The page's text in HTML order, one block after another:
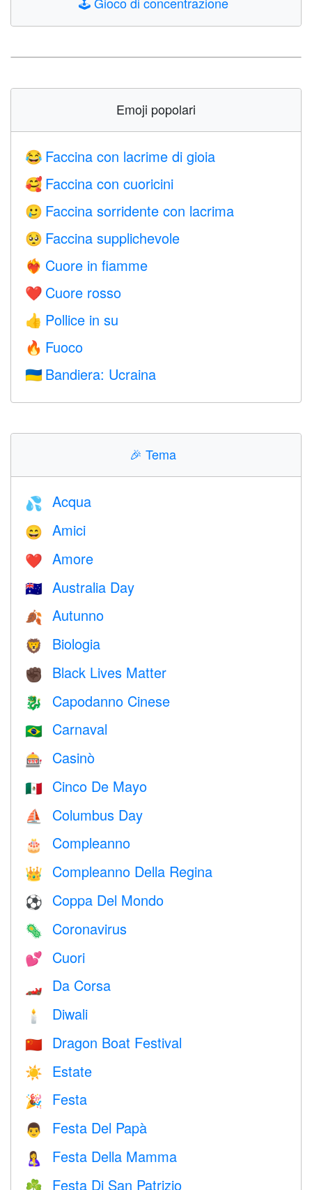
Emoji popolari
😂 Faccina con lacrime di gioia
🥰 Faccina con cuoricini
🥲 Faccina sorridente con lacrima
🥺 Faccina supplichevole
❤️‍🔥 Cuore in fiamme
❤️ Cuore rosso
👍 Pollice in su
🔥 Fuoco
🇺🇦 Bandiera: Ucraina
🎉 Tema
💦 Acqua
😄 Amici
❤️️ Amore
🇦🇺 Australia Day
🍂 Autunno
🦁 Biologia
✊🏿 Black Lives Matter
🐉 Capodanno Cinese
🇧🇷 Carnaval
🎰 Casinò
🇲🇽 Cinco De Mayo
⛵️ Columbus Day
🎂 Compleanno
👑 Compleanno Della Regina
⚽ Coppa Del Mondo
🦠 Coronavirus
💕 Cuori
🏎 Da Corsa
🕯 Diwali
🇨🇳 Dragon Boat Festival
☀️ Estate
🎉 Festa
👨 Festa Del Papà
🤱 Festa Della Mamma
Festa Di San Patrizio